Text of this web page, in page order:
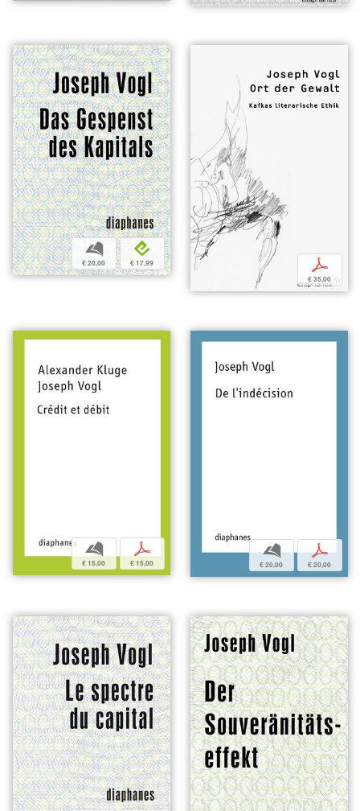
b
€ 20,00
e
€ 17,99 p
€ 35,00
b
€ 15,00
p
€ 15,00
b
€ 20,00
p
€ 20,00